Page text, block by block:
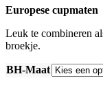
Europese cupmaten
Leuk te combineren
broekje.
BH-Maat